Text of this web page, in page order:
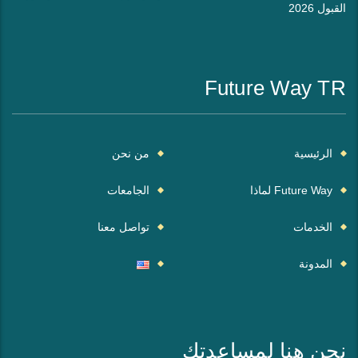
القبول 2026
Future Way TR
الرئيسية من نحن
Future Way لماذا الجامعات
الخدمات تواصل معنا
المدونة
نحن هنا لمساعدتك